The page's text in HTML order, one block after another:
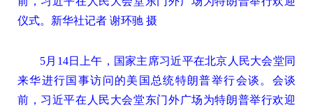
仪式。新华社记者 谢环驰 摄
5月14日上午，国家主席习近平在北京人民大会堂同
来华进行国事访问的美国总统特朗普举行会谈。会谈
前，习近平在人民大会堂东门外广场为特朗普举行欢迎